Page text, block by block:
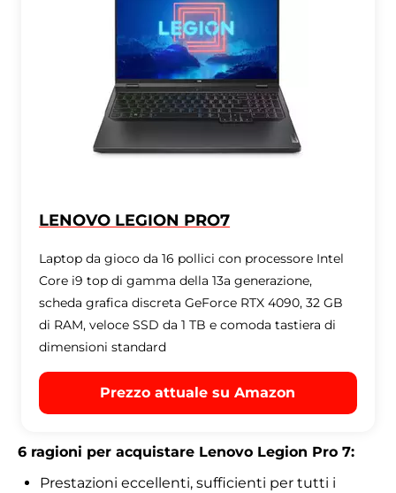
LENOVO LEGION PRO7
Laptop da gioco da 16 pollici con processore Intel
Core i9 top di gamma della 13a generazione,
scheda grafica discreta GeForce RTX 4090, 32 GB
di RAM, veloce SSD da 1 TB e comoda tastiera di
dimensioni standard
Prezzo attuale su Amazon
6 ragioni per acquistare Lenovo Legion Pro 7:
Prestazioni eccellenti, sufficienti per tutti i